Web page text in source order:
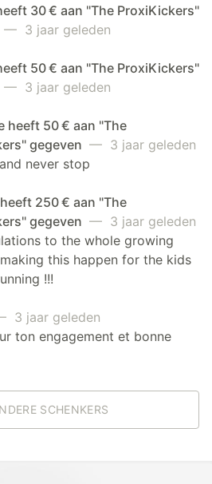
30 € aan "The ProxiKickers"
— 3 jaar geleden
50 € aan "The ProxiKickers"
— 3 jaar geleden
heeft 50 € aan "The
gegeven — 3 jaar geleden
never stop
250 € aan "The
gegeven — 3 jaar geleden
to the whole growing
this happen for the kids
!!!
3 jaar geleden
ton engagement et bonne
SCHENKERS